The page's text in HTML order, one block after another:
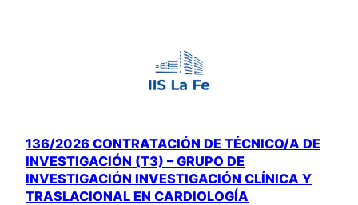
136/2026 CONTRATACIÓN DE TÉCNICO/A DE
INVESTIGACIÓN (T3) – GRUPO DE
INVESTIGACIÓN INVESTIGACIÓN CLÍNICA Y
TRASLACIONAL EN CARDIOLOGÍA